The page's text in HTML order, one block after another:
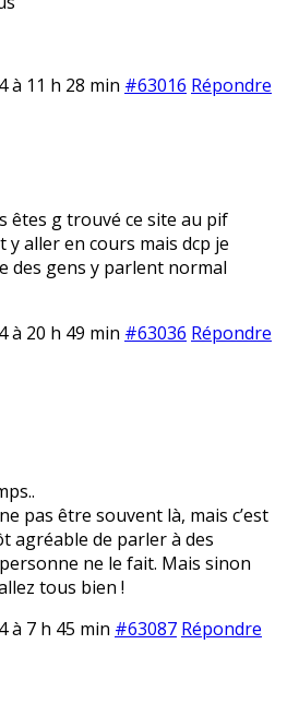
à 11 h 28 min #63016 Répondre
êtes g trouvé ce site au pif
y aller en cours mais dcp je
des gens y parlent normal
à 20 h 49 min #63036 Répondre
pas être souvent là, mais c’est
agréable de parler à des
ne le fait. Mais sinon
tous bien !
à 7 h 45 min #63087 Répondre